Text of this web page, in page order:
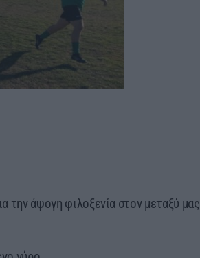
την άψογη φιλοξενία στον μεταξύ μας